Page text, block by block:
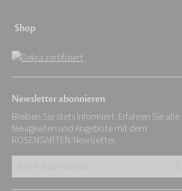
Shop
Newsletter abonnieren
Bleiben Sie stets informiert. Erfahren Sie alle
Neuigkeiten und Angebote mit dem
ROSENGARTEN-Newsletter.
E-